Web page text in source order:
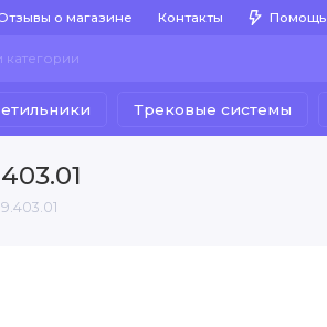
о магазине Контакты Помощь
Трековые системы